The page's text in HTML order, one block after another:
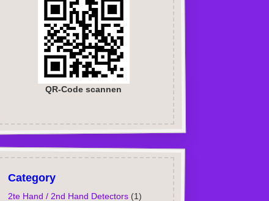
QR-Code scannen
Category
2te Hand / 2nd Hand Detectors(1)